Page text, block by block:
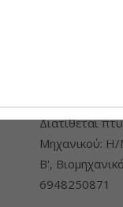
Διάθεση
Μηχανικού Γ'
Διατίθεται
Μηχανικού: Η/
Β',
6948250871